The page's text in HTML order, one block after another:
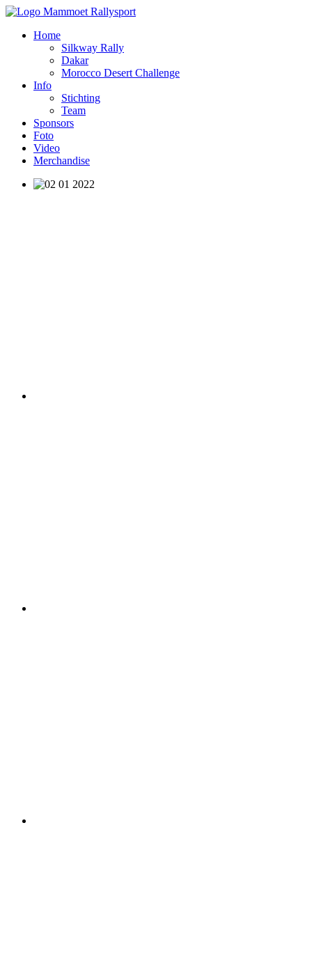
Home
Silkway Rally
Dakar
Morocco Desert Challenge
Info
Stichting
Team
Sponsors
Foto
Video
Merchandise